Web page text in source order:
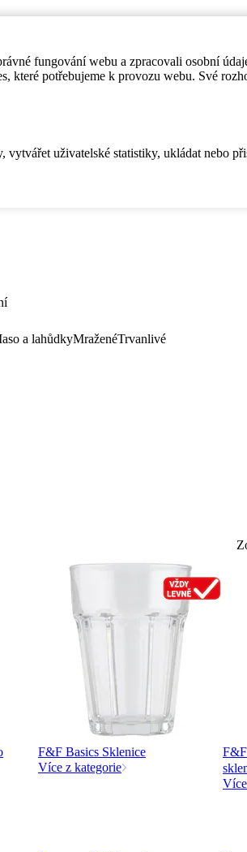
fungování webu a zpracovali osobní
které potřebujeme k provozu webu. Své
uživatelské statistiky, ukládat nebo
a lahůdkyMraženéTrvanlivé
F&F Basics Sklenice
Více z kategorie